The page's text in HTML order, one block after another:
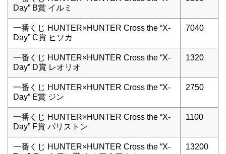
Day” B賞 イルミ
一番くじ HUNTER×HUNTER Cross the “X-
Day” C賞 ヒソカ
7040
一番くじ HUNTER×HUNTER Cross the “X-
Day” D賞 レオリオ
1320
一番くじ HUNTER×HUNTER Cross the “X-
Day” E賞 ジン
2750
一番くじ HUNTER×HUNTER Cross the “X-
Day” F賞 パリストン
1100
一番くじ HUNTER×HUNTER Cross the “X-
13200